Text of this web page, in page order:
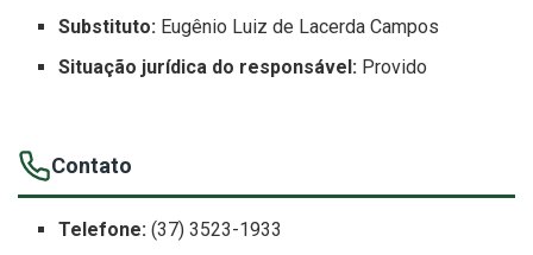
Substituto: Eugênio Luiz de Lacerda Campos
Situação jurídica do responsável: Provido
Contato
Telefone: (37) 3523-1933